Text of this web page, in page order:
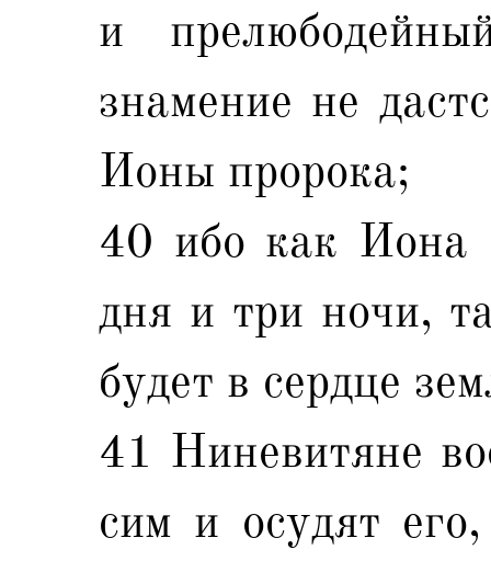
и
знамение не
Ионы пророка;
40 ибо как Иона
дня и три ночи,
будет в сердце
41 Ниневитяне
сим и осудят